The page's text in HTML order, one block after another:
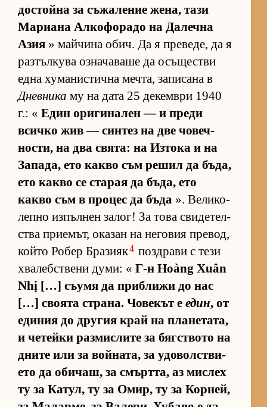
дос­тойна за съ­жа­ле­ние же­на, тази
Ма­ри­ана Ал­ко­фо­радо на Да­лечна
Азия » май­чина обич. Да я пре­ве­де, да я
раз­тъл­кува оз­на­ча­ваше да осъ­щес­тви
една ху­ма­нис­тична меч­та, за­пи­сана в
Дневника му на дата 25 де­кем­ври 1940
г.: « Един ори­ги­на­лен — и преди
всичко жив — син­тез на две чо­веч­
нос­ти, на два свя­та: на Из­тока и на
За­па­да, ето какво съм ре­шил да бъ­да,
ето какво се ста­рая да бъ­да, ето
какво съм в про­цес да бъда ». Ве­ли­ко­
лепно из­пъл­нен за­лог! За това сви­де­тел­
с­тва при­е­мът, ока­зан на не­го­вия пре­вод,
който Ро­бер Бра­зияк4 поз­д­рави с тези
хва­леб­с­т­вени ду­ми: « Г-н Hoàng Xuân
Nhị […] съ­умя да приб­лижи до нас
[…] сво­ята стра­на. Чо­ве­кът е един, от
еди­ния до дру­гия край на пла­не­та­та,
и че­тейки раз­мис­лите за бяг­с­т­вото на
дните или за вой­на­та, за удо­вол­с­т­ви­
ето да оби­чаш, за смърт­та, аз мис­лех
ту за Ка­тул, ту за Омир, ту за Кор­ней,